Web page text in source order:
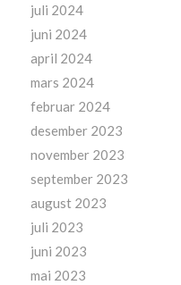
juli 2024
juni 2024
april 2024
mars 2024
februar 2024
desember 2023
november 2023
september 2023
august 2023
juli 2023
juni 2023
mai 2023